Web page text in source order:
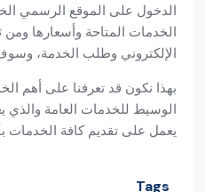
الدخول على الموقع الرسمي
الخدمات المتاحة وأسعارها
الإلكتروني وطلب الخدمة،
بهذا نكون قد تعرفنا على أهم
الوسيط للخدمات العامة والذي
يعمل على تقديم كافة
Tags